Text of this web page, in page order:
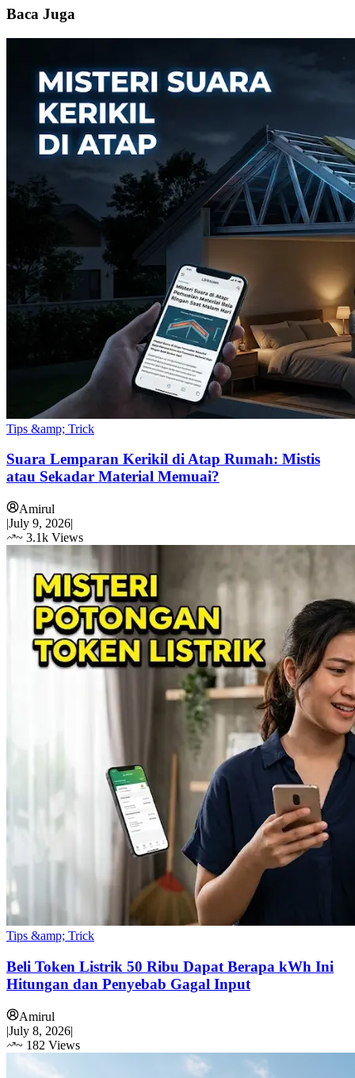
Baca Juga
Tips &amp; Trick
Suara Lemparan Kerikil di Atap Rumah: Mistis
atau Sekadar Material Memuai?
Amirul
|July 9, 2026|
~ 3.1k Views
Tips &amp; Trick
Beli Token Listrik 50 Ribu Dapat Berapa kWh Ini
Hitungan dan Penyebab Gagal Input
Amirul
|July 8, 2026|
~ 182 Views